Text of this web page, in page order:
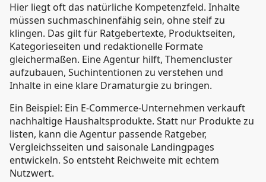
Hier liegt oft das natürliche Kompetenzfeld. Inhalte
müssen suchmaschinenfähig sein, ohne steif zu
klingen. Das gilt für Ratgebertexte, Produktseiten,
Kategorieseiten und redaktionelle Formate
gleichermaßen. Eine Agentur hilft, Themencluster
aufzubauen, Suchintentionen zu verstehen und
Inhalte in eine klare Dramaturgie zu bringen.
Ein Beispiel: Ein E-Commerce-Unternehmen verkauft
nachhaltige Haushaltsprodukte. Statt nur Produkte zu
listen, kann die Agentur passende Ratgeber,
Vergleichsseiten und saisonale Landingpages
entwickeln. So entsteht Reichweite mit echtem
Nutzwert.